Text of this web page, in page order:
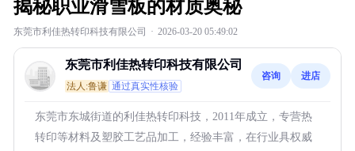
揭秘职业滑雪板的材质奥秘
东莞市利佳热转印科技有限公司 · 2026-03-20 05:49:02
东莞市利佳热转印科技有限公司
法人:鲁谦 通过真实性核验
咨询 进店
东莞市东城街道的利佳热转印科技，2011年成立，专营热
转印等材料及塑胶工艺品加工，经验丰富，在行业具权威